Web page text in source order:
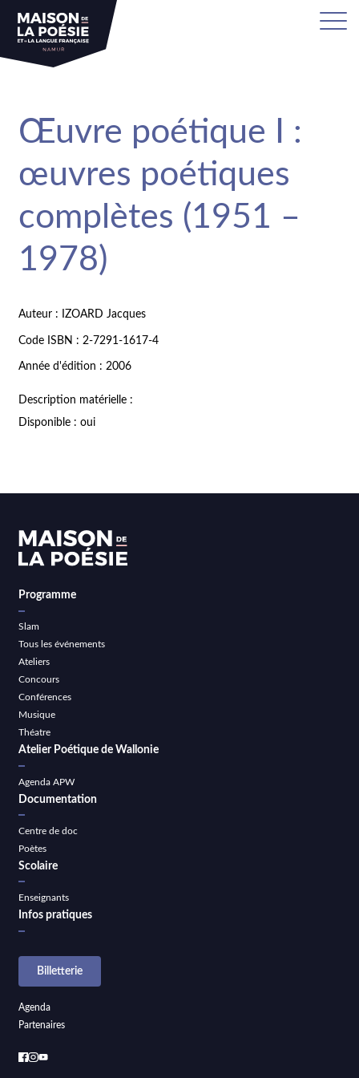
Œuvre poétique I :
œuvres poétiques
complètes (1951 –
1978)
Auteur : IZOARD Jacques
Code ISBN : 2-7291-1617-4
Année d'édition : 2006
Description matérielle :
Disponible : oui
Programme
Slam
Tous les événements
Ateliers
Concours
Conférences
Musique
Théatre
Atelier Poétique de Wallonie
Agenda APW
Documentation
Centre de doc
Poètes
Scolaire
Enseignants
Infos pratiques
Billetterie
Agenda
Partenaires